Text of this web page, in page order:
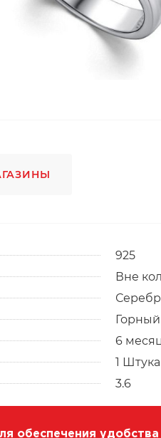
925
Вне
Горный
6
1 Штука
3.6
обеспечения удобства